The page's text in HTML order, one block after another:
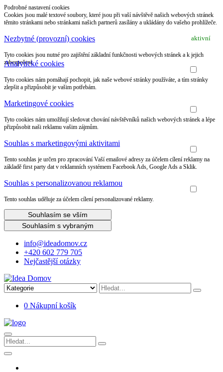
Podrobné nastavení cookies
Cookies jsou malé textové soubory, které jsou při vaší návštěvě našich webových stránek
těmito stránkami nebo stránkami našich partnerů zasílány a ukládány do vašeho prohlížeče.
Nezbytné (provozní) cookies aktivní
Tyto cookies jsou nutné pro zajištění základní funkčnosti webových stránek a k jejich
zabezpečení.
Analytické cookies
Tyto cookies nám pomáhají pochopit, jak naše webové stránky používáte, a tím stránky
zlepšit a přizpůsobit je vašim potřebám.
Marketingové cookies
Tyto cookies nám umožňují sledovat chování návštěvníků našich webových stránek a lépe
přizpůsobit naši reklamu vašim zájmům.
Souhlas s marketingovými aktivitami
Tento souhlas je určen pro zpracování Vaší emailové adresy za účelem cílení reklamy na
základě first party dat v reklamních systémem Facebook Ads, Google Ads a Sklik.
Souhlas s personalizovanou reklamou
Tento souhlas uděluje za účelem cílení personalizované reklamy.
Souhlasím se vším
Souhlasím s vybraným
info@ideadomov.cz
+420 602 779 705
Nejčastější otázky
0 Nákupní košík